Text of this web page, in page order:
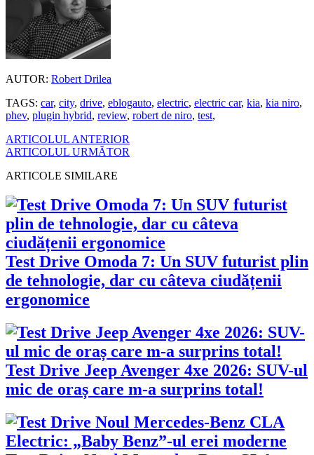
AUTOR: Robert Drilea
TAGS: car, city, drive, eblogauto, electric, electric car, kia, kia niro,
phev, plugin hybrid, review, robert de niro, test,
ARTICOLUL ANTERIOR
ARTICOLUL URMĂTOR
ARTICOLE SIMILARE
Test Drive Omoda 7: Un SUV futurist plin
de tehnologie, dar cu câteva ciudățenii
ergonomice
Test Drive Jeep Avenger 4xe 2026: SUV-ul
mic de oraș care m-a surprins total!